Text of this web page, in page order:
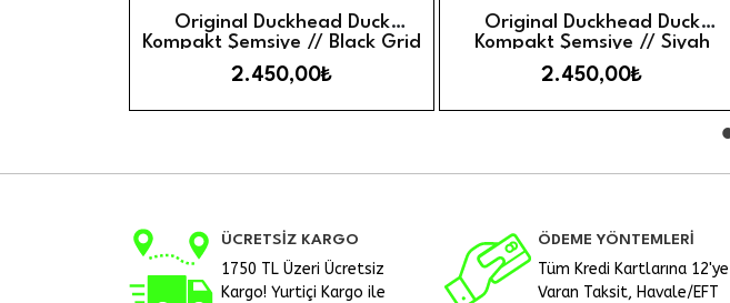
Sepete Ekle
Original Duckhead Duck
Kompakt Şemsiye // Black Grid
2.450,00₺
Sepete Ekle
Original Duckhead Duck
Kompakt Şemsiye // Siyah
2.450,00₺
ÜCRETSİZ KARGO
1750 TL Üzeri Ücretsiz
Kargo! Yurtiçi Kargo ile
ÖDEME YÖNTEMLERİ
Tüm Kredi Kartlarına 12'ye
Varan Taksit, Havale/EFT